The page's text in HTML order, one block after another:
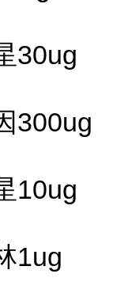
30ug
300ug
10ug
1ug